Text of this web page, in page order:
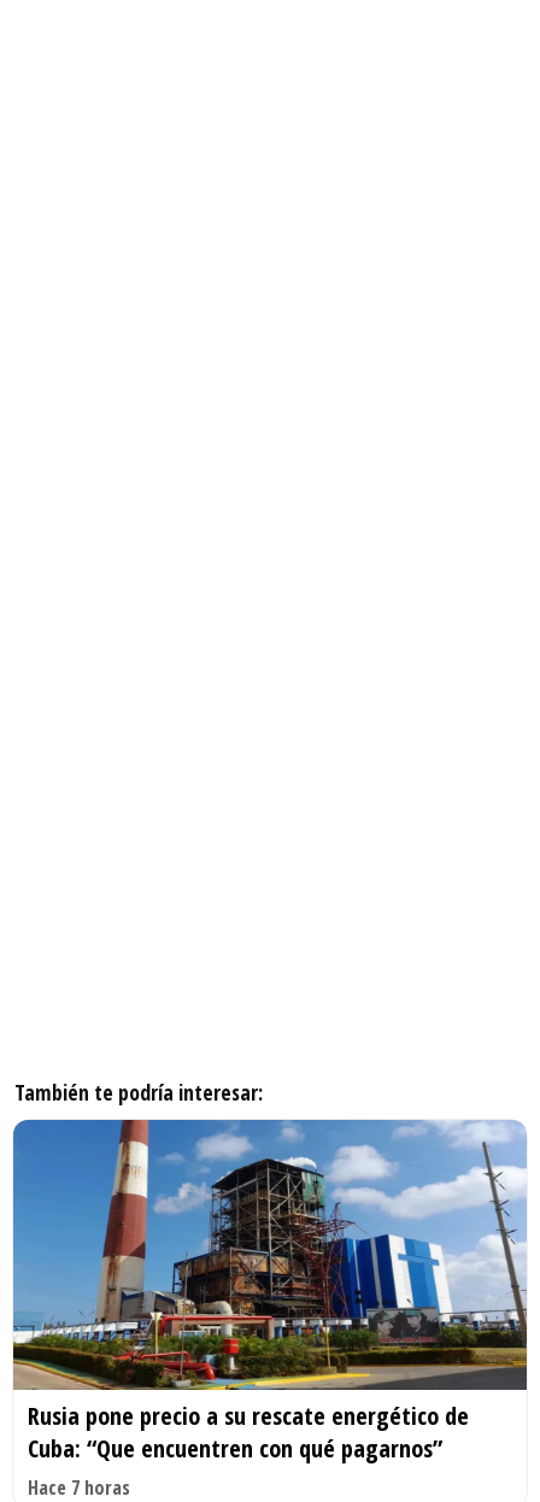
También te podría interesar:
Rusia pone precio a su rescate energético de
Cuba: “Que encuentren con qué pagarnos”
Hace 7 horas